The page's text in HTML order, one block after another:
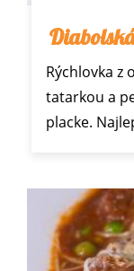
Rýchlovka z
tatarkou a
placke.